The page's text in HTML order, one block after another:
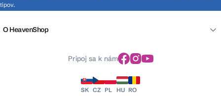
tipov.
O HeavenShop
Pripoj sa k nám
SK CZ PL HU RO